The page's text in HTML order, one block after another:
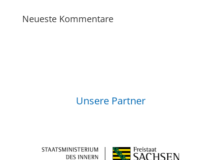
Neueste Kommentare
Unsere Partner